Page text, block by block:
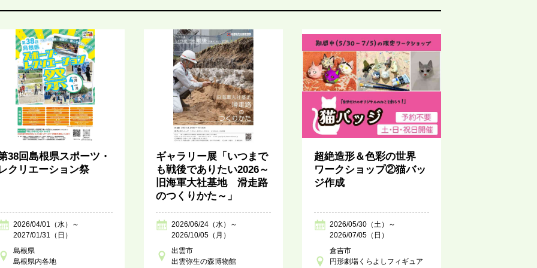
38回島根県スポーツ・
クリエーション祭
2026/04/01（水）～
2027/01/31（日）
島根県
島根県内各地
ギャラリー展「いつまで
も戦後でありたい2026～
旧海軍大社基地 滑走路
のつくりかた～」
2026/06/24（水）～
2026/10/05（月）
出雲市
出雲弥生の森博物館
超絶造形＆色彩の世界
ワークショップ②猫バッ
ジ作成
2026/05/30（土）～
2026/07/05（日）
倉吉市
円形劇場くらよしフィギュア